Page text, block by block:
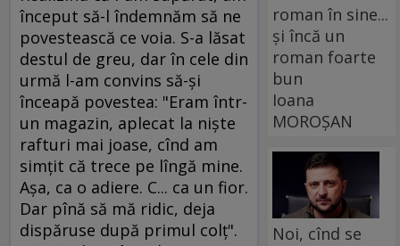
început să-l îndemnăm să ne
povestească ce voia. S-a lăsat
destul de greu, dar în cele din
urmă l-am convins să-şi
înceapă povestea: "Eram într-
un magazin, aplecat la nişte
rafturi mai joase, cînd am
simţit că trece pe lîngă mine.
Aşa, ca o adiere. C... ca un fior.
Dar pînă să mă ridic, deja
dispăruse după primul colţ".
roman în sine...
și încă un
roman foarte
bun
Ioana
MOROȘAN
Noi, cînd se